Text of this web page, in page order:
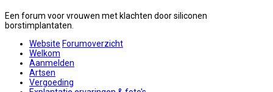
Een forum voor vrouwen met klachten door siliconen
borstimplantaten.
Website Forumoverzicht
Welkom
Aanmelden
Artsen
Vergoeding